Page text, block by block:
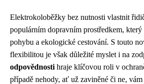
Elektrokoloběžky bez nutnosti vlastnit
populárním dopravním prostředkem,
pohybu a ekologické cestování. S touto
flexibilitou je však důležité myslet i na
odpovědnosti hraje klíčovou roli v
případě nehody, ať už zaviněné či ne,